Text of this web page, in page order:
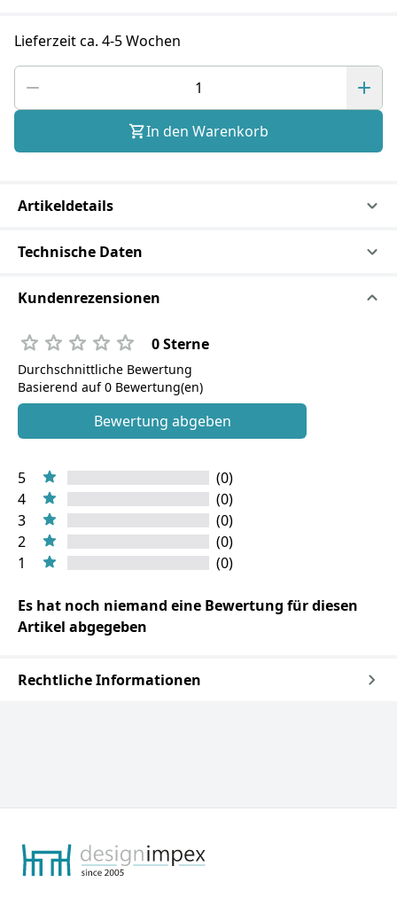
Lieferzeit ca. 4-5 Wochen
In den Warenkorb
Artikeldetails
Technische Daten
Kundenrezensionen
0 Sterne
Durchschnittliche Bewertung
Basierend auf 0 Bewertung(en)
Bewertung abgeben
5
(0)
4
(0)
3
(0)
2
(0)
1
(0)
Es hat noch niemand eine Bewertung für diesen
Artikel abgegeben
Rechtliche Informationen